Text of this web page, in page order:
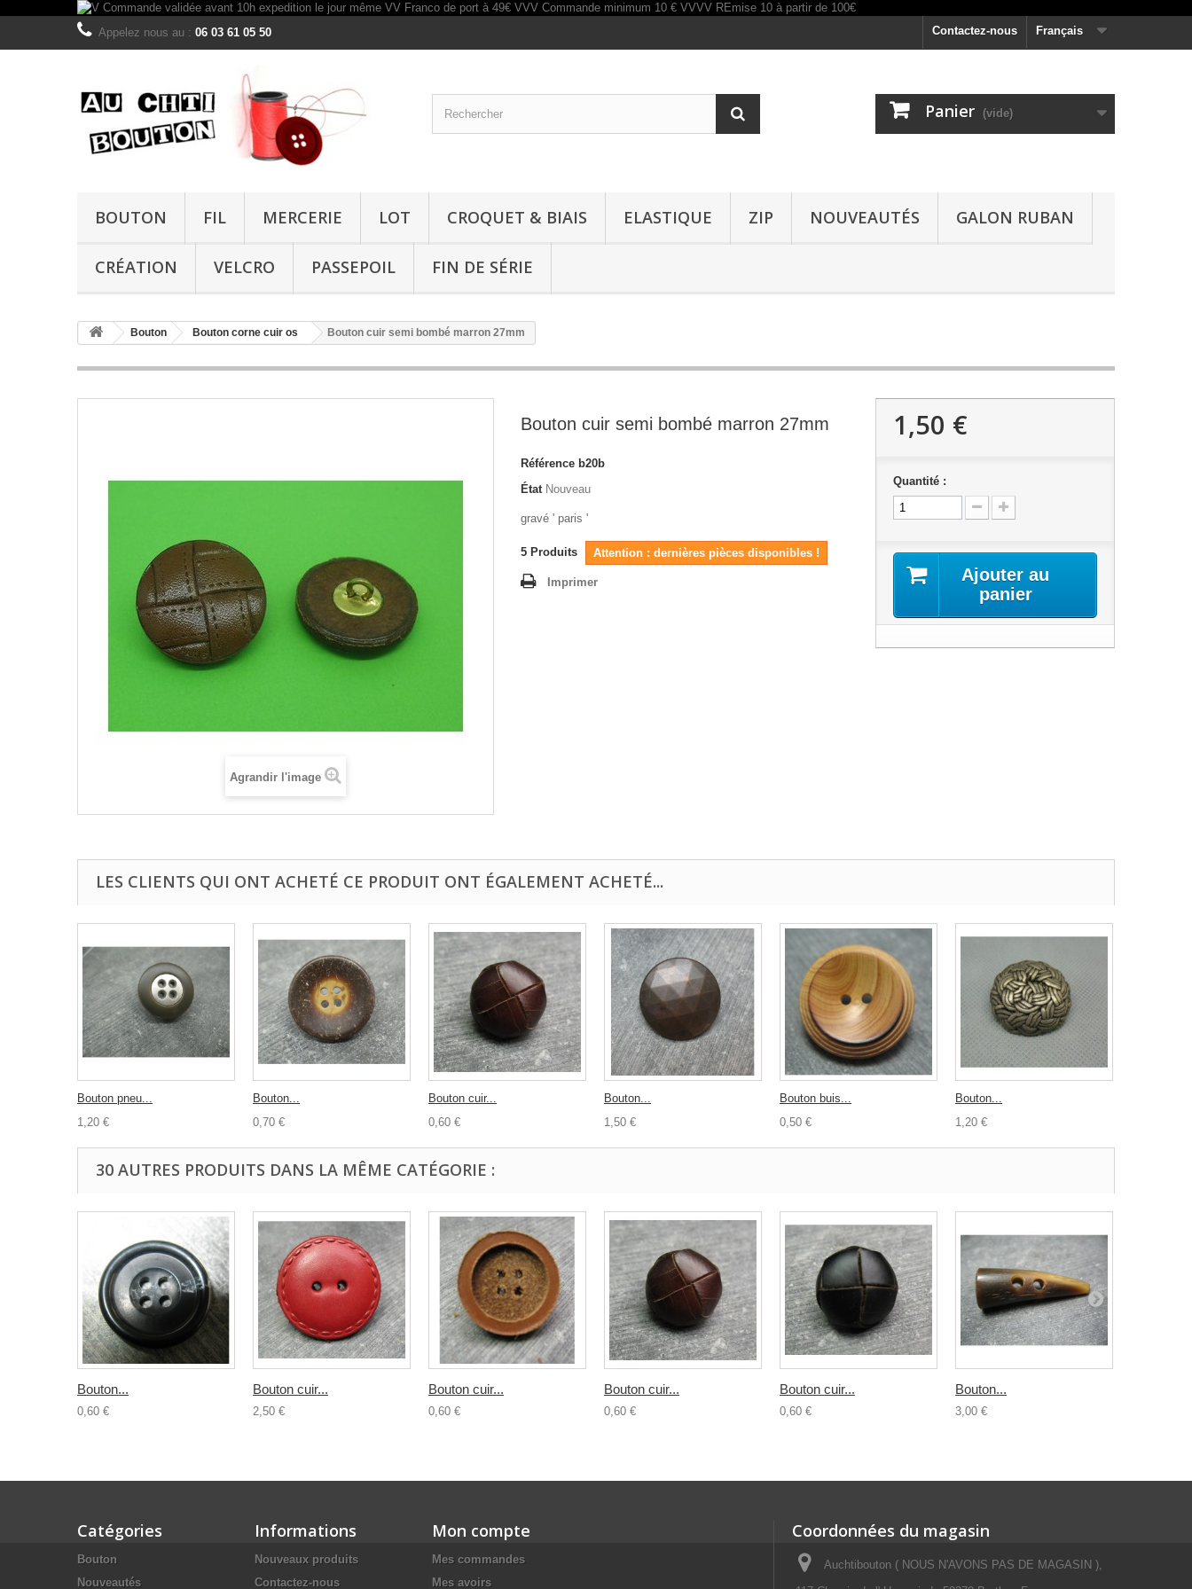
Français
Contactez-nous
Appelez nous au : 06 03 61 05 50
Panier (vide)
BOUTON FIL MERCERIE LOT CROQUET & BIAIS ELASTIQUE ZIP NOUVEAUTÉS GALON RUBAN
CRÉATION VELCRO PASSEPOIL FIN DE SÉRIE
Bouton Bouton corne cuir os Bouton cuir semi bombé marron 27mm
Agrandir l'image
Bouton cuir semi bombé marron 27mm
Référence b20b
État Nouveau
gravé ' paris '
5 Produits Attention : dernières pièces disponibles !
Imprimer
1,50 €
Quantité :
Ajouter au
panier
LES CLIENTS QUI ONT ACHETÉ CE PRODUIT ONT ÉGALEMENT ACHETÉ...
Bouton pneu...
1,20 €
Bouton...
0,70 €
Bouton cuir...
0,60 €
Bouton...
1,50 €
Bouton buis...
0,50 €
Bouton...
1,20 €
30 AUTRES PRODUITS DANS LA MÊME CATÉGORIE :
Bouton...
0,60 €
Bouton cuir...
2,50 €
Bouton cuir...
0,60 €
Bouton cuir...
0,60 €
Bouton cuir...
0,60 €
Bouton...
3,00 €
Catégories
Bouton
Nouveautés
Informations
Nouveaux produits
Contactez-nous
Mon compte
Mes commandes
Mes avoirs
Coordonnées du magasin
Auchtibouton ( NOUS N'AVONS PAS DE MAGASIN ),